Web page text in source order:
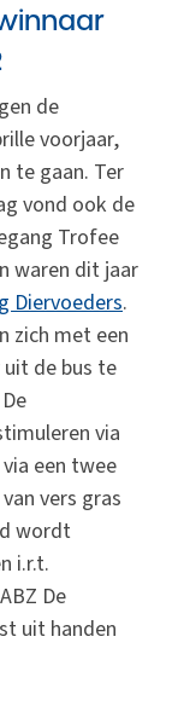
de
voorjaar,
te gaan. Ter
vond ook de
Trofee
waren dit jaar
Diervoeders.
zich met een
de bus te
via
een twee
vers gras
wordt
i.r.t.
De
uit handen